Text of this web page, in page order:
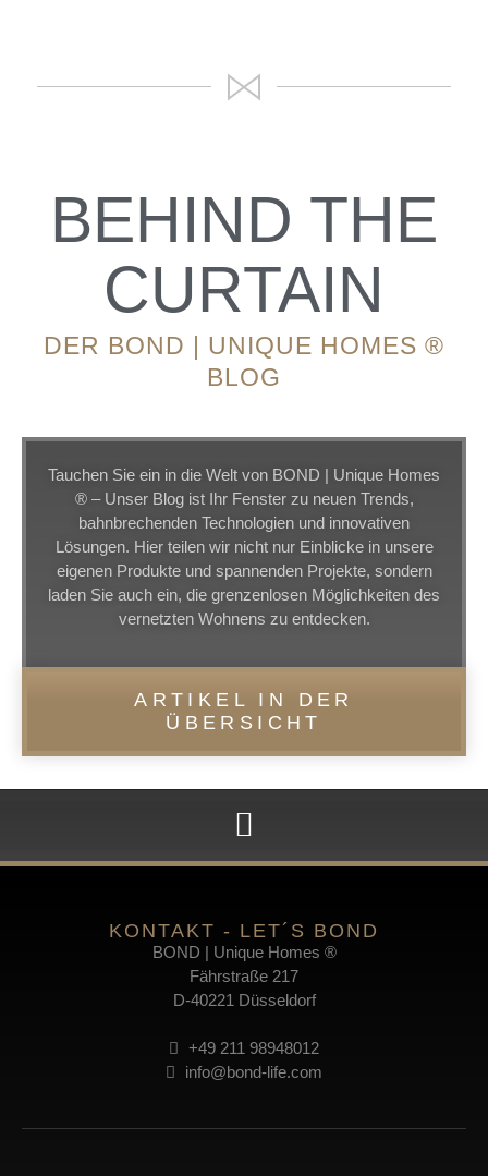
BEHIND THE
CURTAIN
DER BOND | UNIQUE HOMES ®
BLOG​
Tauchen Sie ein in die Welt von BOND | Unique Homes
® – Unser Blog ist Ihr Fenster zu neuen Trends,
bahnbrechenden Technologien und innovativen
Lösungen. Hier teilen wir nicht nur Einblicke in unsere
eigenen Produkte und spannenden Projekte, sondern
laden Sie auch ein, die grenzenlosen Möglichkeiten des
vernetzten Wohnens zu entdecken.
ARTIKEL IN DER
ÜBERSICHT
KONTAKT - LET´S BOND
BOND | Unique Homes ®
Fährstraße 217
D-40221 Düsseldorf
+49 211 98948012
info@bond-life.com